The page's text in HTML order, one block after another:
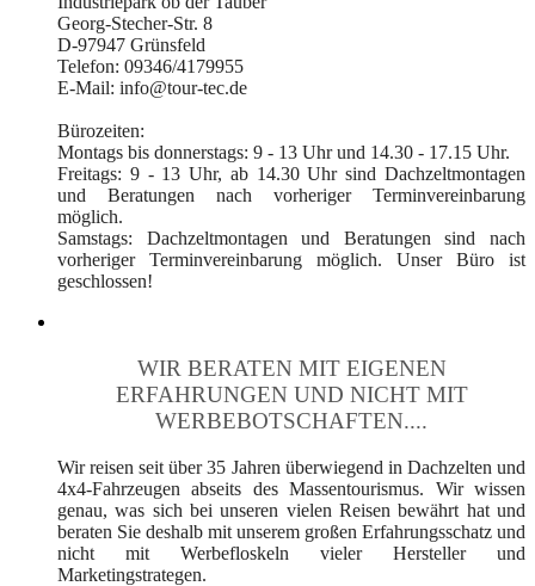
Georg-Stecher-Str. 8
D-97947 Grünsfeld
Telefon: 09346/4179955
E-Mail: info@tour-tec.de
Bürozeiten:
Montags bis donnerstags: 9 - 13 Uhr und 14.30 - 17.15 Uhr.
Freitags: 9 - 13 Uhr, ab 14.30 Uhr sind Dachzeltmontagen
und Beratungen nach vorheriger Terminvereinbarung
möglich.
Samstags: Dachzeltmontagen und Beratungen sind nach
vorheriger Terminvereinbarung möglich. Unser Büro ist
geschlossen!
WIR BERATEN MIT EIGENEN
ERFAHRUNGEN UND NICHT MIT
WERBEBOTSCHAFTEN....
Wir reisen seit über 35 Jahren überwiegend in Dachzelten und
4x4-Fahrzeugen abseits des Massentourismus. Wir wissen
genau, was sich bei unseren vielen Reisen bewährt hat und
beraten Sie deshalb mit unserem großen Erfahrungsschatz und
nicht mit Werbefloskeln vieler Hersteller und
Marketingstrategen.